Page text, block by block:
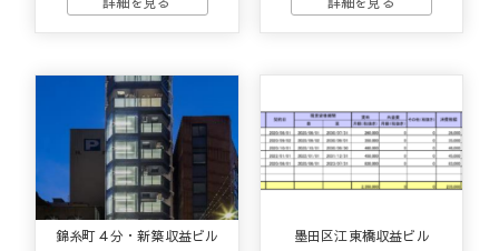
錦糸町４分・新築収益ビル 墨田区江東橋収益ビル